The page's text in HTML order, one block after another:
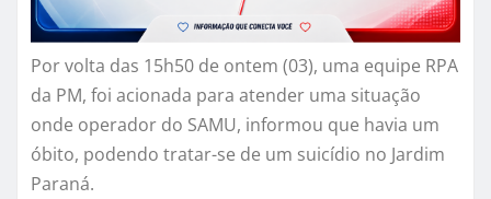
Por volta das 15h50 de ontem (03), uma equipe RPA
da PM, foi acionada para atender uma situação
onde operador do SAMU, informou que havia um
óbito, podendo tratar-se de um suicídio no Jardim
Paraná.